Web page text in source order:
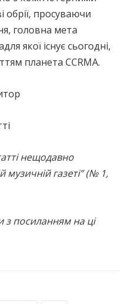
обрії, просуваючи
головна мета
якої існує сьогодні,
планета CCRMA.
нещодавно
музичній газеті” (№ 1,
з посиланням на ці